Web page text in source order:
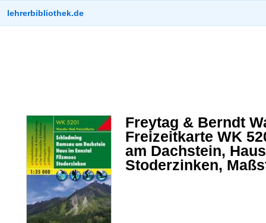
lehrerbibliothek.de
Freytag & Berndt
Freizeitkarte WK
am Dachstein,
Stoderzinken,